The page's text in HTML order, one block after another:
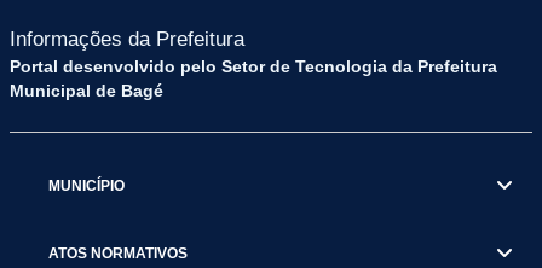
Informações da Prefeitura
Portal desenvolvido pelo Setor de Tecnologia da Prefeitura
Municipal de Bagé
MUNICÍPIO
ATOS NORMATIVOS